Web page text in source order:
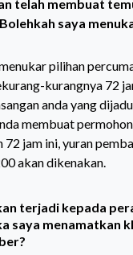
telah membuat
saya
pilihan
kurangnya 72
anda yang
membuat
72 jam ini, yuran
akan dikenakan.
terjadi kepada
saya menamatkan